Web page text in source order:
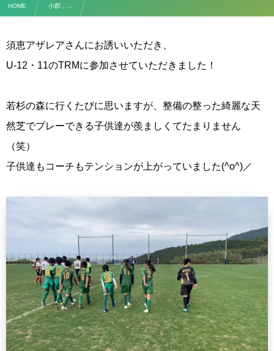
HOME 小郡 , …
須恵アザレアさんにお誘いいただき、
U-12・11のTRMに参加させていただきました！
若杉の森に行くたびに思いますが、整備の整った綺麗な天
然芝でプレーできる子供達が羨ましくてたまりません
（笑）
子供達もコーチもテンションが上がっていました(^o^)／